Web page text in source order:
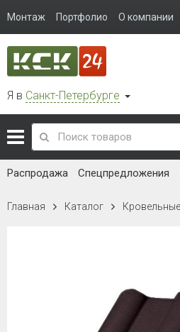
Монтаж Портфолио О компании
Я в Санкт-Петербурге
Распродажа Спецпредложения
Главная Каталог